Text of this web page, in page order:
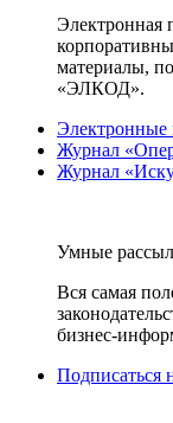
Электронная
материалы,
«ЭЛКОД».
Электронные
Журнал
Журнал
Умные
Вся самая
бизнес-
Подписаться